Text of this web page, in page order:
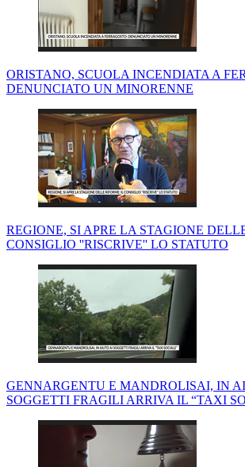
ORISTANO, SCUOLA INCENDIATA A
DENUNCIATO UN MINORENNE
REGIONE, SI APRE LA STAGIONE
CONSIGLIO ''RISCRIVE'' LO STATUTO
GENNARGENTU E MANDROLISAI, IN
SOGGETTI FRAGILI ARRIVA IL “TAXI